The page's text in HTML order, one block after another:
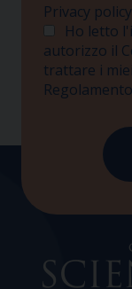
Privacy policy
Ho letto
autorizzo il
trattare i